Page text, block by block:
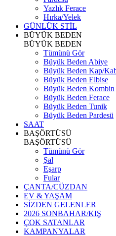
Yazlık Ferace
Hırka/Yelek
GÜNLÜK STİL
BÜYÜK BEDEN
BÜYÜK BEDEN
Tümünü Gör
Büyük Beden Abiye
Büyük Beden Kap/
Büyük Beden Elbise
Büyük Beden Kombin
Büyük Beden Ferace
Büyük Beden Tunik
Büyük Beden Pardesü
SAAT
BAŞÖRTÜSÜ
BAŞÖRTÜSÜ
Tümünü Gör
Şal
Eşarp
Fular
ÇANTA/CÜZDAN
EV & YAŞAM
SİZDEN GELENLER
2026 SONBAHAR/KIŞ
ÇOK SATANLAR
KAMPANYALAR